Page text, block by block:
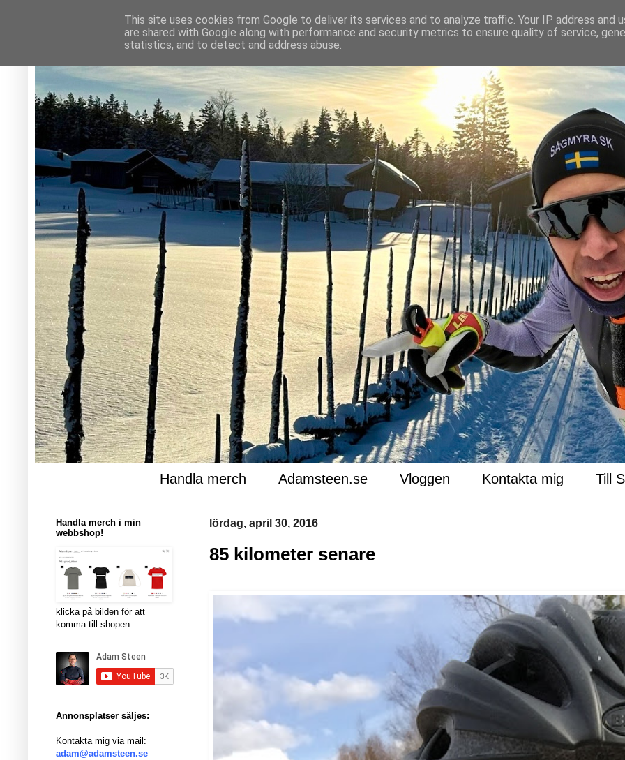
Handla merch Adamsteen.se Vloggen Kontakta mig Till
lördag, april 30, 2016
85 kilometer senare
Handla merch i min
webbshop!
klicka på bilden för att
komma till shopen
Annonsplatser säljes:
Kontakta mig via mail:
adam@adamsteen.se
This site uses cookies from Google to deliver its services and to analyze traffic. Your IP address and
are shared with Google along with performance and security metrics to ensure quality of service,
statistics, and to detect and address abuse.